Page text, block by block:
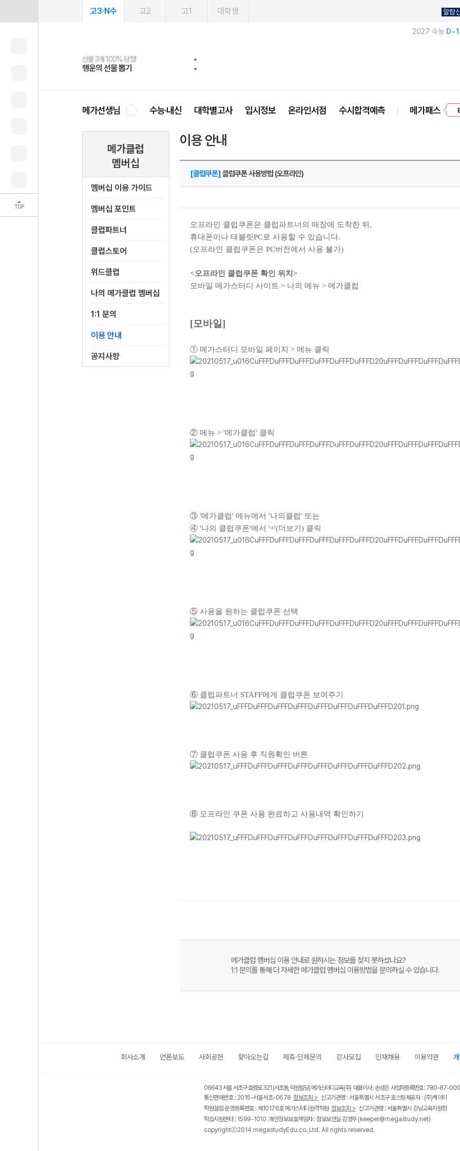
TOP
고3·N수 고2 고1 대학생 알람
2027 수능 D-
선물 3개 100% 당첨!
행운의 선물 뽑기
선물 100% 증정!
메가스터디 X 올리브
여름방학 스터디 캐시백
메가런 썸머스쿨
2027 러셀 단과
강사 공개선발
스마트러닝앱
설문 EVENT
메가패스
3일 무료 체험권
메가패스 수강생 무료혜택!
메가클럽 멤버십
사회공헌 캠페인
희망이룸 메가나눔
메가선생님 수능·내신 대학별고사 입시정보 온라인서점 수시합격예측 메가패스
메가클럽
멤버십
멤버십 이용 가이드
멤버십 포인트
클럽파트너
클럽스토어
위드클럽
나의 메가클럽 멤버십
1:1 문의
이용 안내
공지사항
이용 안내
[클럽쿠폰]클럽쿠폰 사용방법 (오프라인)
오프라인 클럽쿠폰은 클럽파트너의 매장에 도착한 뒤,
휴대폰이나 태블릿PC로 사용할 수 있습니다.
(오프라인 클럽쿠폰은 PC버전에서 사용 불가)
<오프라인 클럽쿠폰 확인 위치>
모바일 메가스터디 사이트 > 나의 메뉴 > 메가클럽
[모바일]
① 메가스터디 모바일 페이지 > 메뉴 클릭
② 메뉴 > '메가클럽' 클릭
③ '메가클럽' 메뉴에서 '나의클럽' 또는
④ '나의 클럽쿠폰'에서 '+'(더보기) 클릭
⑤ 사용을 원하는 클럽쿠폰 선택
⑥ 클럽파트너 STAFF에게 클럽쿠폰 보여주기
⑦ 클럽쿠폰 사용 후 직원확인 버튼
⑧ 오프라인 쿠폰 사용 완료하고 사용내역 확인하기
메가클럽 멤버십 이용 안내로 원하시는 정보를 찾지 못하셨나요?
1:1 문의를 통해 더 자세한 메가클럽 멤버십 이용방법을 문의하실 수 있습니다.
회사소개 언론보도 사회공헌 찾아오는길 제휴·단체문의 강사모집 인재채용 이용약관
06643 서울 서초구 효령로 321 (서초동, 덕원빌딩) 메가스터디교육(주) 대표이사 : 손성은 사업자등록번호 : 780-87-
통신판매번호 : 2015-서울서초-0678 정보조회 > 신고기관명 : 서울특별시 서초구 호스팅제공자 : (주)케이티
학원설립·운영등록번호 : 제10176호 메가스터디원격학원 정보조회 > 신고기관명 : 서울특별시 강남교육지원청
학습지원센터 : 1599-1010 개인정보보호책임자 : 정보보안실 김영무(keeper@megastudy.net)
copyrightⓒ2014 megastudyEdu.co.,Ltd. All rights reserved.